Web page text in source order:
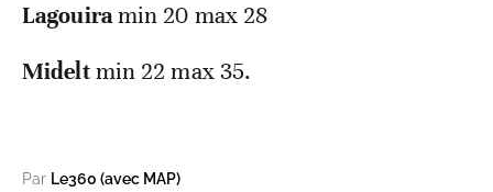
Lagouiramin 20 max 28
Mideltmin 22 max 35.
Par Le360 (avec MAP)